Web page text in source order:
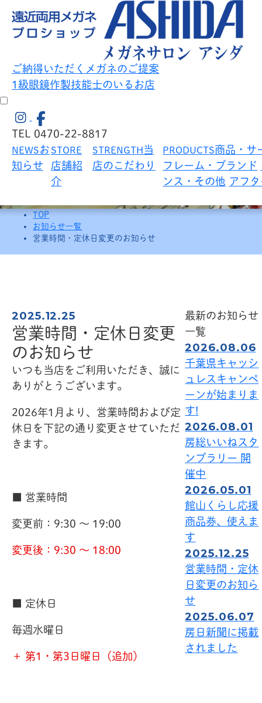
ご納得いただくメガネのご提案
1級眼鏡作製技能士のいるお店
TEL 0470-22-8817
NEWSお
知らせ
STORE
店舗紹
介
STRENGTH当
店のこだわり
PRODUCTS商品・サ
フレーム・ブランド
ンス・その他 アフ
TOP
お知らせ一覧
営業時間・定休日変更のお知らせ
お知らせNEWS
2025.12.25
営業時間・定休日変更
のお知らせ
いつも当店をご利用いただき、誠に
ありがとうございます。
2026年1月より、営業時間および定
休日を下記の通り変更させていただ
きます。
■ 営業時間
変更前：9:30 ～ 19:00
変更後：9:30 ～ 18:00
■ 定休日
毎週水曜日
＋ 第1・第3日曜日（追加）
最新のお知らせ
一覧
2026.08.06
千葉県キャッシ
ュレスキャンペ
ーンが始まりま
す!
2026.08.01
房総いいねスタ
ンプラリー 開
催中
2026.05.01
館山くらし応援
商品券、使えま
す
2025.12.25
営業時間・定休
日変更のお知ら
せ
2025.06.07
房日新聞に掲載
されました